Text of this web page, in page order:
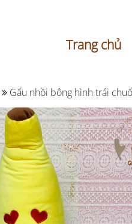
Trang chủ
Gấu nhồi bông hình trái